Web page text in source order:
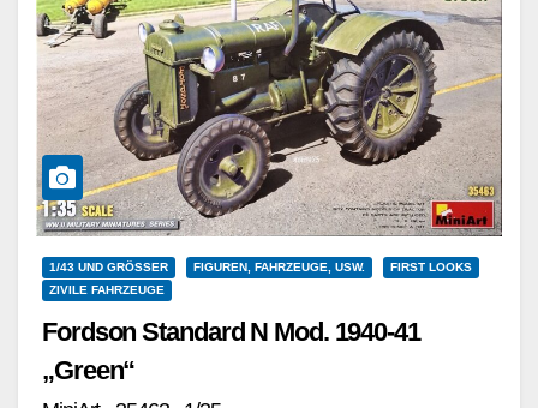
1/43 UND GRÖSSER FIGUREN, FAHRZEUGE, USW.
FIRST LOOKS
ZIVILE FAHRZEUGE
Fordson Standard N Mod. 1940-41
„Green“